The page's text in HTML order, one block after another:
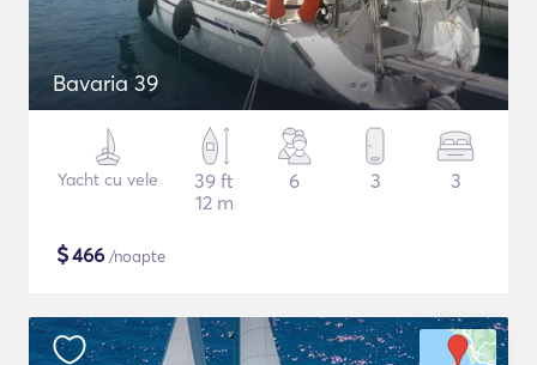
Bavaria 39
Yacht cu vele
39 ft
12 m
6 3 3
$466 /noapte